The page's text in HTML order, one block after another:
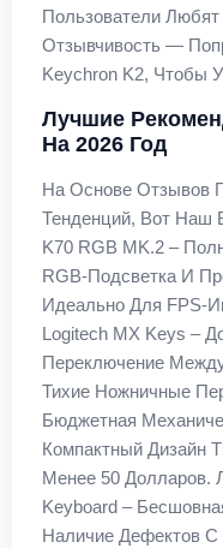
Пользователи
Отзывчивость —
Keychron K2, Чтобы
Лучшие
На 2026 Год
На Основе Отзывов
Тенденций, Вот Наш
K70 RGB MK.2 –
RGB-Подсветка И
Идеально Для FPS-
Logitech MX Keys –
Переключение
Тихие Ножничные
Бюджетная
Компактный Дизайн
Менее 50 Долларов.
Keyboard –
Наличие Дефектов